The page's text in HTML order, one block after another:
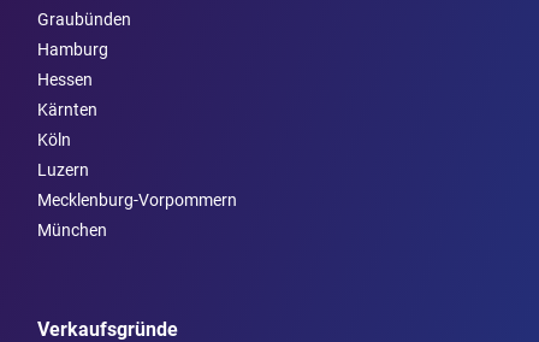
Graubünden
Hamburg
Hessen
Kärnten
Köln
Luzern
Mecklenburg-Vorpommern
München
Verkaufsgründe